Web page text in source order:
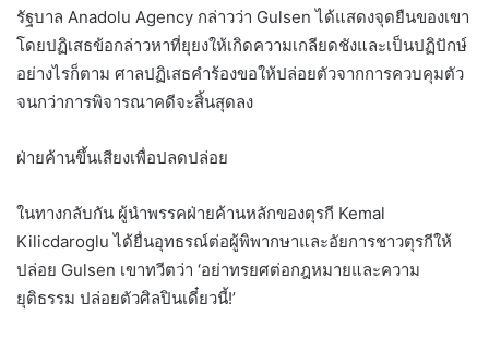
รัฐบาล Anadolu Agency กล่าวว่า Gulsen ได้แสดงจุดยืนของเขา
โดยปฏิเสธข้อกล่าวหาที่ยุยงให้เกิดความเกลียดชังและเป็นปฏิปักษ์
อย่างไรก็ตาม ศาลปฏิเสธคำร้องขอให้ปล่อยตัวจากการควบคุมตัว
จนกว่าการพิจารณาคดีจะสิ้นสุดลง
ฝ่ายค้านขึ้นเสียงเพื่อปลดปล่อย
ในทางกลับกัน ผู้นำพรรคฝ่ายค้านหลักของตุรกี Kemal
Kilicdaroglu ได้ยื่นอุทธรณ์ต่อผู้พิพากษาและอัยการชาวตุรกีให้
ปล่อย Gulsen เขาทวีตว่า ‘อย่าทรยศต่อกฎหมายและความ
ยุติธรรม ปล่อยตัวศิลปินเดี๋ยวนี้!’